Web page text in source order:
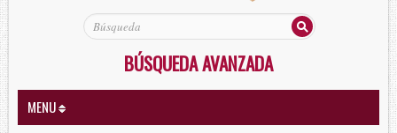
BÚSQUEDA AVANZADA
MENU